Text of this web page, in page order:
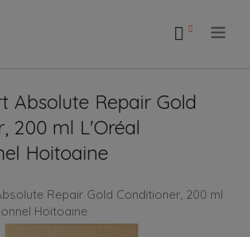
Absolute Repair Gold
200 ml L'Oréal
Hoitoaine
Repair Gold Conditioner, 200 ml
Hoitoaine